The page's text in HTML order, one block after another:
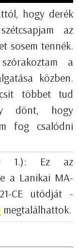
hogy derék
az
sosem tennék.
a
közben.
többet tud
dönt, hogy
fog csalódni
1.): Ez az
a Lanikai MA-
CE utódját -
megtalálhattok.